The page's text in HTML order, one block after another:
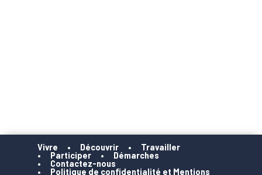
Vivre Découvrir
Travailler
Participer
Démarches
Contactez-nous
Politique de confidentialité et Mentions